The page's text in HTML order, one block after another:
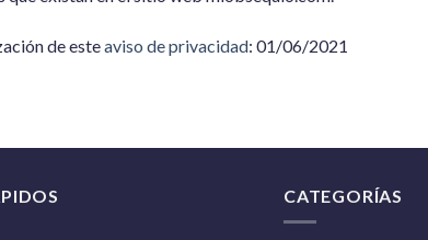
de esteaviso de privacidad: 01/06/2021
CATEGORÍAS